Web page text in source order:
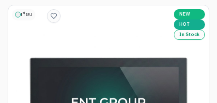
เทียบ
NEW
HOT
In Stock